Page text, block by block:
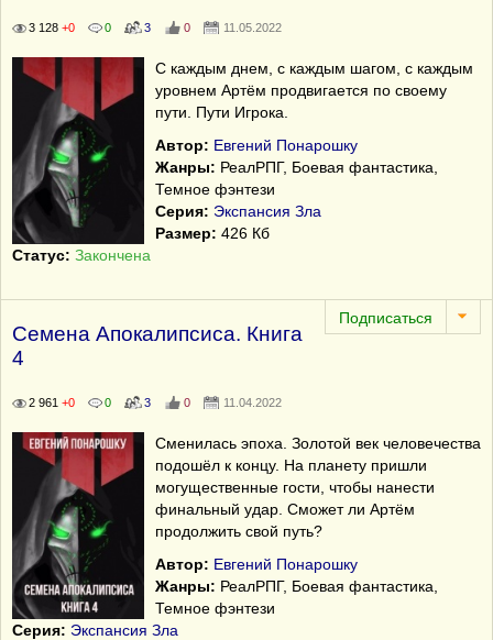
3 128 +0 0 3 0 11.05.2022
С каждым днем, с каждым шагом, с каждым
уровнем Артём продвигается по своему
пути. Пути Игрока.
Автор: Евгений Понарошку
Жанры: РеалРПГ, Боевая фантастика,
Темное фэнтези
Серия: Экспансия Зла
Размер: 426 Кб
Статус: Закончена
Семена Апокалипсиса. Книга
4
2 961 +0 0 3 0 11.04.2022
Сменилась эпоха. Золотой век человечества
подошёл к концу. На планету пришли
могущественные гости, чтобы нанести
финальный удар. Сможет ли Артём
продолжить свой путь?
Автор: Евгений Понарошку
Жанры: РеалРПГ, Боевая фантастика,
Темное фэнтези
Серия: Экспансия Зла